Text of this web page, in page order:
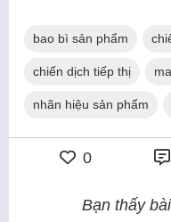
bao bì sản phẩm
chiến dịch tiếp thị
nhãn hiệu sản phẩm
0
Bạn thấy